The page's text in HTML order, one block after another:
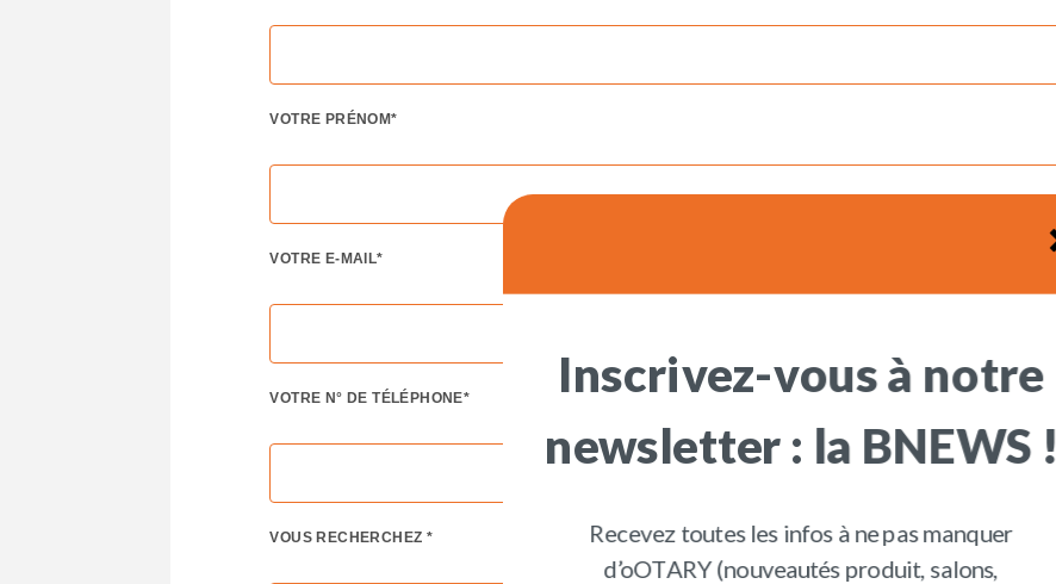
VOTRE PRÉNOM*
VOTRE E-MAIL*
VOTRE N° DE TÉLÉPHONE*
VOUS RECHERCHEZ *
Inscrivez-vous à notre
newsletter : la BNEWS !
Recevez toutes les infos à ne pas manquer
d’oOTARY (nouveautés produit, salons,